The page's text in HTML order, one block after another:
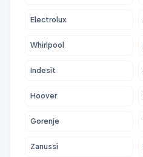
Electrolux
Whirlpool
Indesit
Hoover
Gorenje
Zanussi